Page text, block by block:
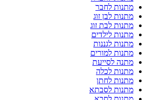
מתנות לחבר
מתנות לבן זוג
מתנות לבת זוג
מתנות לילדים
מתנות לגננות
מתנות למורים
מתנה לסייעת
מתנות לכלה
מתנות לחתן
מתנות לסבתא